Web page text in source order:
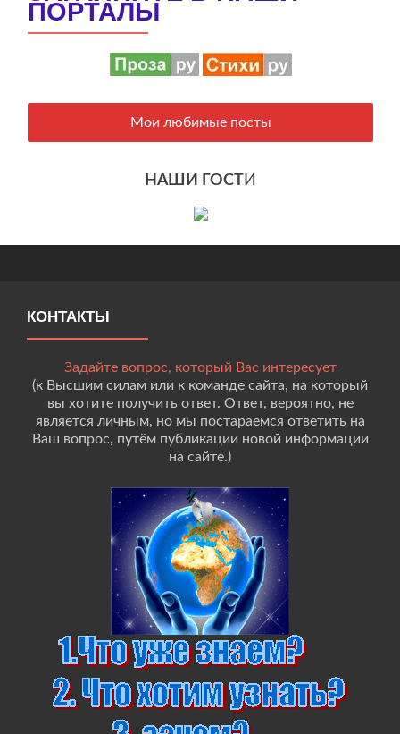
ПОРТАЛЫ
Мои любимые посты
НАШИ ГОСТИ
КОНТАКТЫ
Задайте вопрос, который Вас интересует
(к Высшим силам или к команде сайта, на который
вы хотите получить ответ. Ответ, вероятно, не
является личным, но мы постараемся ответить на
Ваш вопрос, путём публикации новой информации
на сайте.)